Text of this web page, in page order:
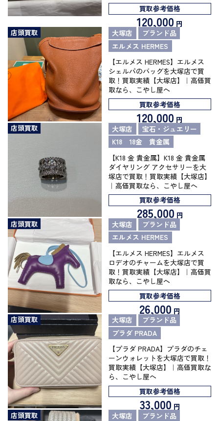
買取参考価格
120,000 円
店頭買取
大塚店
ブランド品
エルメス HERMES
【エルメス HERMES】エルメス
シェルパのバッグを大塚店で買
取！買取実績【大塚店】｜高価買
取なら、こやし屋へ
買取参考価格
120,000 円
店頭買取
大塚店
宝石・ジュエリー
K18 18金 貴金属
【K18 金 貴金属】K18 金 貴金属
ダイヤリング アクセサリーを大
塚店で買取！買取実績【大塚店】
｜高価買取なら、こやし屋へ
買取参考価格
285,000 円
店頭買取
大塚店
ブランド品
エルメス HERMES
【エルメス HERMES】エルメス
ロデオのチャームを大塚店で買
取！買取実績【大塚店】｜高価買
取なら、こやし屋へ
買取参考価格
26,000 円
店頭買取
大塚店
ブランド品
プラダ PRADA
【プラダ PRADA】プラダのチェ
ーンウォレットを大塚店で買取！
買取実績【大塚店】｜高価買取な
ら、こやし屋へ
買取参考価格
33,000 円
店頭買取
大塚店
ブランド品